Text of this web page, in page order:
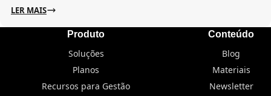
LER MAIS
Produto
Soluções
Planos
Recursos para Gestão
Conteúdo
Blog
Materiais
Newsletter